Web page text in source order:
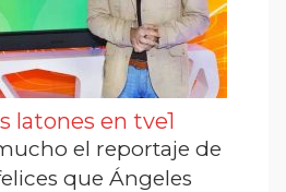
latones en tve1
el reportaje de
que Ángeles